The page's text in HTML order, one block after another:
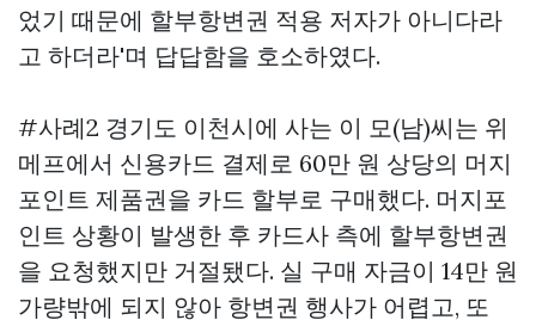
었기 때문에 할부항변권 적용 저자가 아니다라
고 하더라'며 답답함을 호소하였다.
#사례2 경기도 이천시에 사는 이 모(남)씨는 위
메프에서 신용카드 결제로 60만 원 상당의 머지
포인트 제품권을 카드 할부로 구매했다. 머지포
인트 상황이 발생한 후 카드사 측에 할부항변권
을 요청했지만 거절됐다. 실 구매 자금이 14만 원
가량밖에 되지 않아 항변권 행사가 어렵고, 또